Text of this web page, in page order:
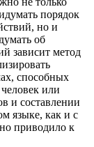
порядок
но и
об
зависит метод
способных
или
и составлении
языке, как и с
приводило к